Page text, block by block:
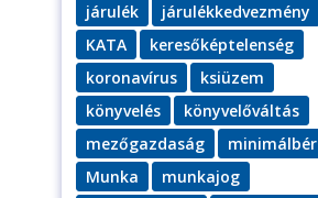
járulék
járulékkedvezmény
KATA
keresőképtelenség
koronavírus
ksiüzem
könyvelés
könyvelőváltás
mezőgazdaság
minimálbér
Munka
munkajog